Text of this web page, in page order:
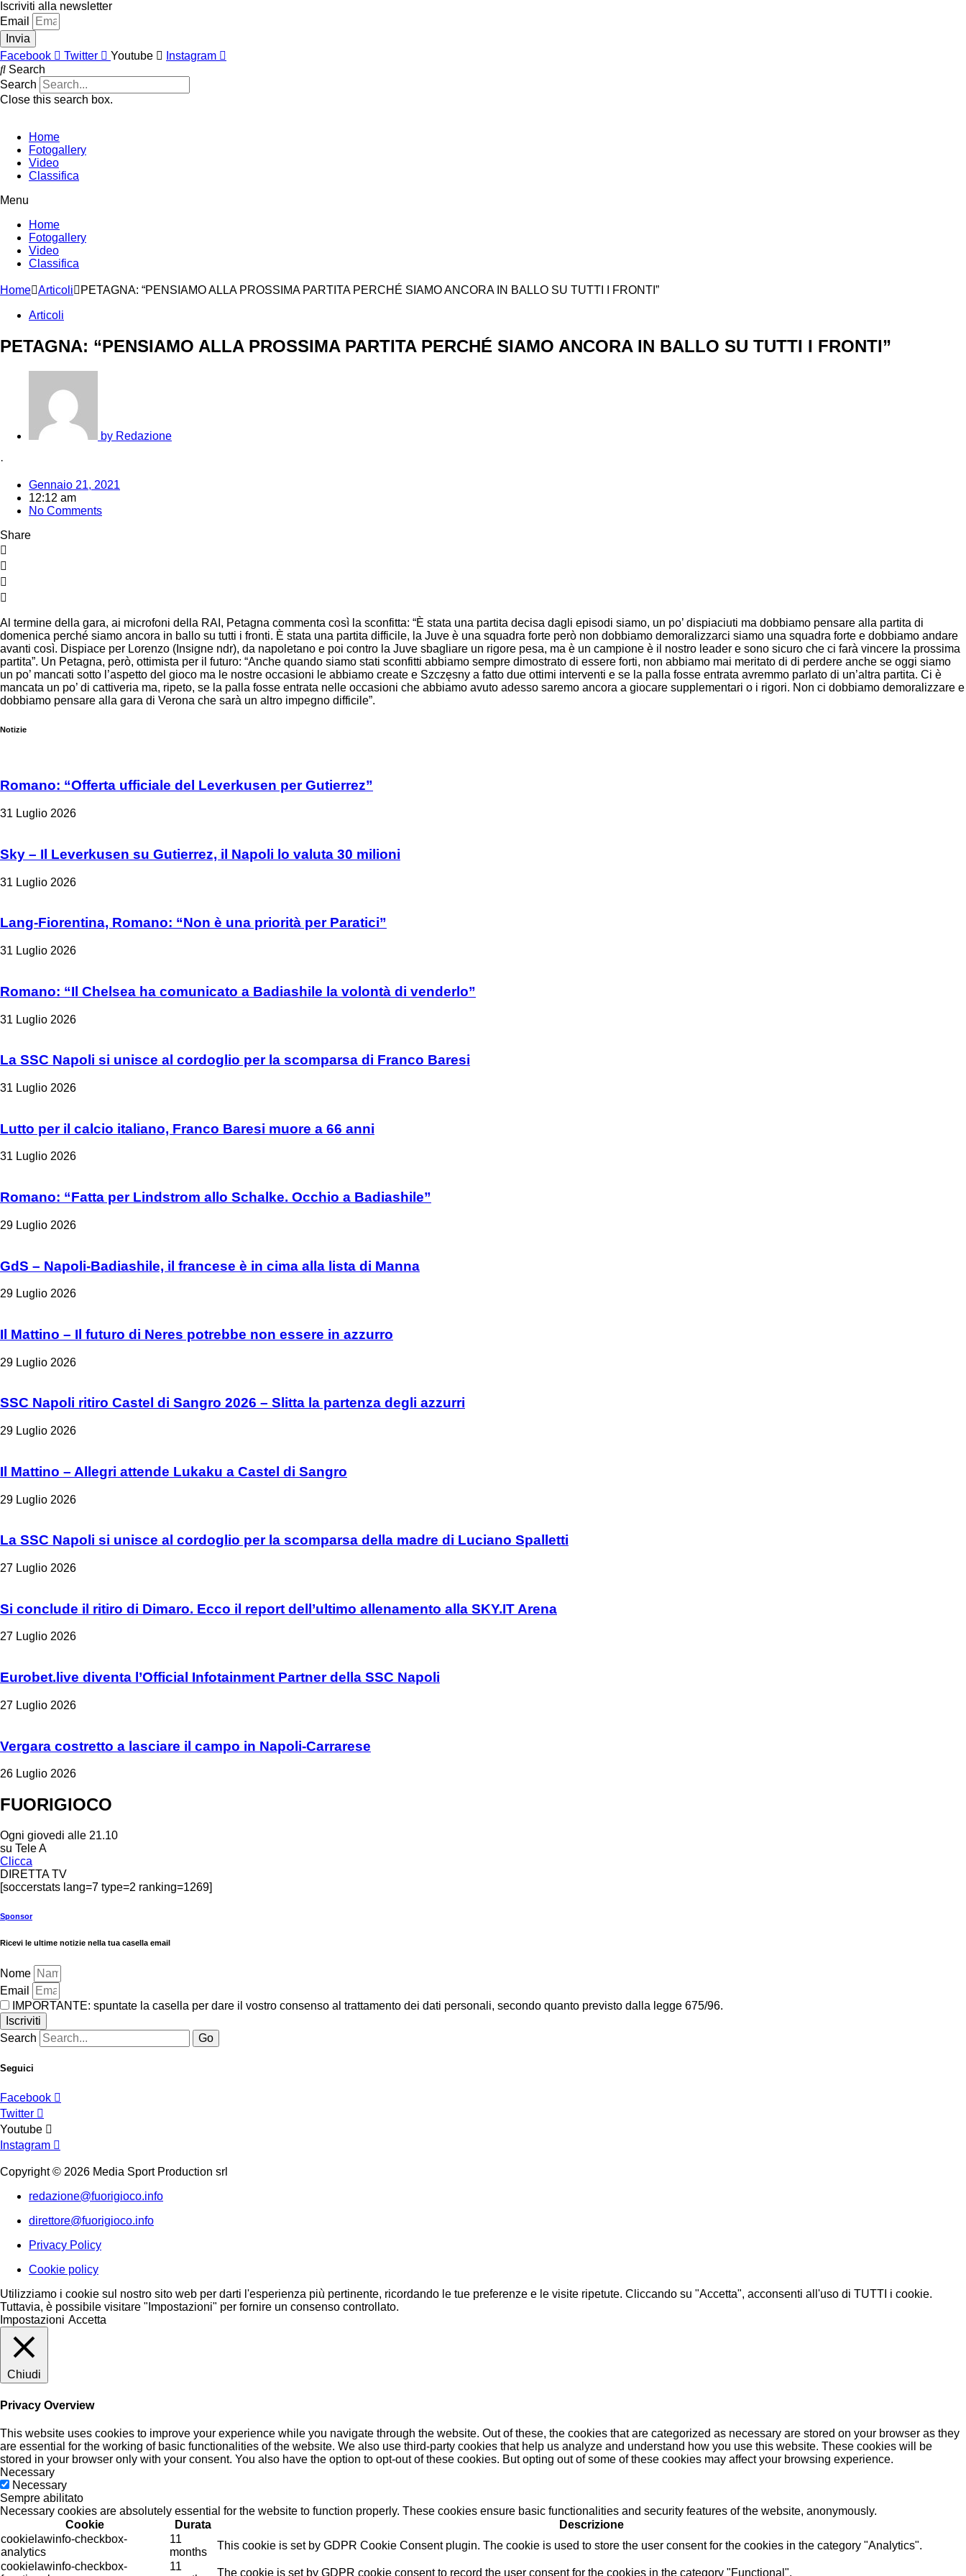
Vai
al
contenuto
Iscriviti alla newsletter
Email
Invia
Facebook
Twitter Youtube
Instagram
Search
Search
Close this search box.
Home
Fotogallery
Video
Classifica
Menu
Home
Fotogallery
Video
Classifica
Home Articoli PETAGNA: “PENSIAMO ALLA PROSSIMA PARTITA PERCHÉ SIAMO ANCORA IN BALLO SU TUTTI I FRONTI”
Articoli
PETAGNA: “PENSIAMO ALLA PROSSIMA PARTITA PERCHÉ SIAMO ANCORA IN BALLO SU TUTTI I FRONTI”
by Redazione
·
Gennaio 21, 2021
12:12 am
No Comments
Share
Al termine della gara, ai microfoni della RAI, Petagna commenta così la sconfitta: “È stata una partita decisa dagli episodi siamo, un po’ dispiaciuti ma dobbiamo pensare alla partita di
domenica perché siamo ancora in ballo su tutti i fronti. È stata una partita difficile, la Juve è una squadra forte però non dobbiamo demoralizzarci siamo una squadra forte e dobbiamo andare
avanti così. Dispiace per Lorenzo (Insigne ndr), da napoletano e poi contro la Juve sbagliare un rigore pesa, ma è un campione è il nostro leader e sono sicuro che ci farà vincere la prossima
partita”. Un Petagna, però, ottimista per il futuro: “Anche quando siamo stati sconfitti abbiamo sempre dimostrato di essere forti, non abbiamo mai meritato di di perdere anche se oggi siamo
un po’ mancati sotto l’aspetto del gioco ma le nostre occasioni le abbiamo create e Szczęsny a fatto due ottimi interventi e se la palla fosse entrata avremmo parlato di un’altra partita. Ci è
mancata un po’ di cattiveria ma, ripeto, se la palla fosse entrata nelle occasioni che abbiamo avuto adesso saremo ancora a giocare supplementari o i rigori. Non ci dobbiamo demoralizzare e
dobbiamo pensare alla gara di Verona che sarà un altro impegno difficile”.
Notizie
Romano: “Offerta ufficiale del Leverkusen per Gutierrez”
31 Luglio 2026
Sky – Il Leverkusen su Gutierrez, il Napoli lo valuta 30 milioni
31 Luglio 2026
Lang-Fiorentina, Romano: “Non è una priorità per Paratici”
31 Luglio 2026
Romano: “Il Chelsea ha comunicato a Badiashile la volontà di venderlo”
31 Luglio 2026
La SSC Napoli si unisce al cordoglio per la scomparsa di Franco Baresi
31 Luglio 2026
Lutto per il calcio italiano, Franco Baresi muore a 66 anni
31 Luglio 2026
Romano: “Fatta per Lindstrom allo Schalke. Occhio a Badiashile”
29 Luglio 2026
GdS – Napoli-Badiashile, il francese è in cima alla lista di Manna
29 Luglio 2026
Il Mattino – Il futuro di Neres potrebbe non essere in azzurro
29 Luglio 2026
SSC Napoli ritiro Castel di Sangro 2026 – Slitta la partenza degli azzurri
29 Luglio 2026
Il Mattino – Allegri attende Lukaku a Castel di Sangro
29 Luglio 2026
La SSC Napoli si unisce al cordoglio per la scomparsa della madre di Luciano Spalletti
27 Luglio 2026
Si conclude il ritiro di Dimaro. Ecco il report dell’ultimo allenamento alla SKY.IT Arena
27 Luglio 2026
Eurobet.live diventa l’Official Infotainment Partner della SSC Napoli
27 Luglio 2026
Vergara costretto a lasciare il campo in Napoli-Carrarese
26 Luglio 2026
FUORIGIOCO
Ogni giovedi alle 21.10
su Tele A
Clicca
DIRETTA TV
[soccerstats lang=7 type=2 ranking=1269]
Sponsor
Ricevi le ultime notizie nella tua casella email
Nome
Email
IMPORTANTE: spuntate la casella per dare il vostro consenso al trattamento dei dati personali, secondo quanto previsto dalla legge 675/96.
Iscriviti
Search
Go
Seguici
Facebook
Twitter
Youtube
Instagram
Copyright © 2026 Media Sport Production srl
redazione@fuorigioco.info
direttore@fuorigioco.info
Privacy Policy
Cookie policy
Utilizziamo i cookie sul nostro sito web per darti l'esperienza più pertinente, ricordando le tue preferenze e le visite ripetute. Cliccando su "Accetta", acconsenti all'uso di TUTTI i cookie.
Tuttavia, è possibile visitare "Impostazioni" per fornire un consenso controllato.
Impostazioni Accetta
Chiudi
Privacy Overview
This website uses cookies to improve your experience while you navigate through the website. Out of these, the cookies that are categorized as necessary are stored on your browser as they
are essential for the working of basic functionalities of the website. We also use third-party cookies that help us analyze and understand how you use this website. These cookies will be
stored in your browser only with your consent. You also have the option to opt-out of these cookies. But opting out of some of these cookies may affect your browsing experience.
Necessary
Necessary
Sempre abilitato
Necessary cookies are absolutely essential for the website to function properly. These cookies ensure basic functionalities and security features of the website, anonymously.
Cookie
Durata
Descrizione
cookielawinfo-checkbox-
analytics
11
months
This cookie is set by GDPR Cookie Consent plugin. The cookie is used to store the user consent for the cookies in the category "Analytics".
cookielawinfo-checkbox-
11
The cookie is set by GDPR cookie consent to record the user consent for the cookies in the category "Functional".